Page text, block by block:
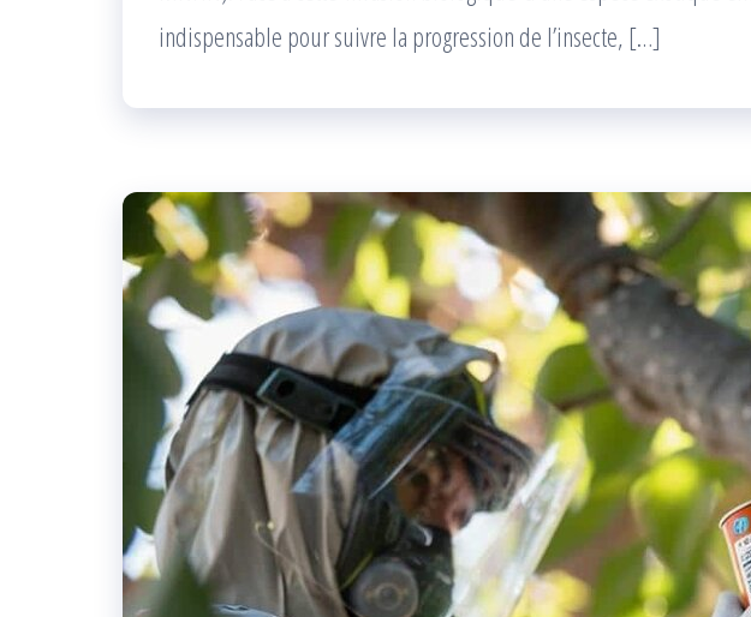
indispensable pour suivre la progression de l’insecte, […]